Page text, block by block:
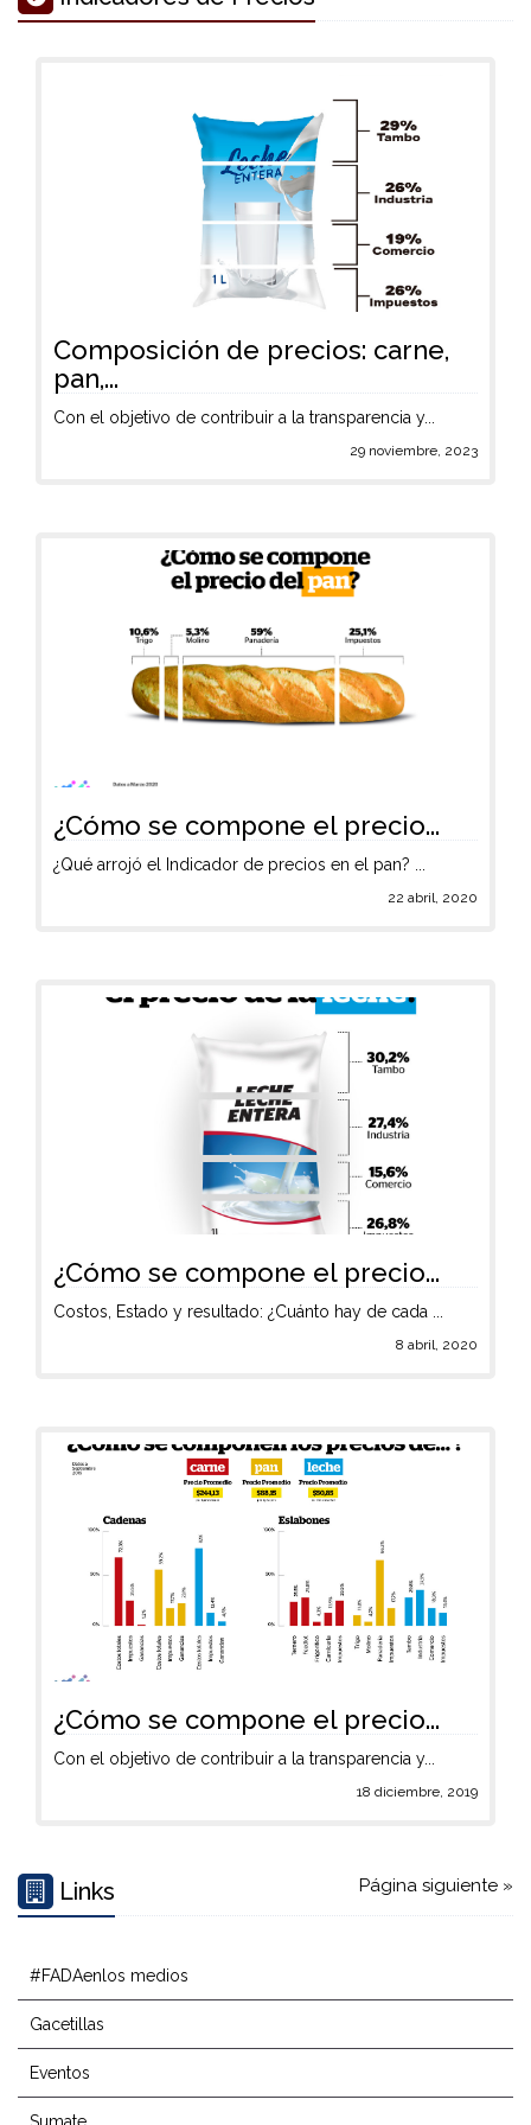
Composición de precios: carne,
pan,...
Con el objetivo de contribuir a la transparencia y...
29 noviembre, 2023
¿Cómo se compone el precio...
¿Qué arrojó el Indicador de precios en el pan? ...
22 abril, 2020
¿Cómo se compone el precio...
Costos, Estado y resultado: ¿Cuánto hay de cada ...
8 abril, 2020
¿Cómo se compone el precio...
Con el objetivo de contribuir a la transparencia y...
18 diciembre, 2019
Página siguiente »
Links
#FADAenlos medios
Gacetillas
Eventos